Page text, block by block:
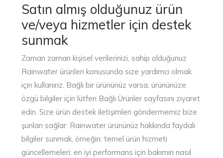
Satın almış olduğunuz ürün
ve/veya hizmetler için destek
sunmak
Zaman zaman kişisel verilerinizi, sahip olduğunuz
Rainwater ürünleri konusunda size yardımcı olmak
için kullanırız. Bağlı bir ürününüz varsa, ürününüze
özgü bilgiler için lütfen Bağlı Ürünler sayfasını ziyaret
edin. Size ürün destek iletişimleri göndermemiz bize
şunları sağlar: Rainwater ürününüz hakkında faydalı
bilgiler sunmak, örneğin: temel ürün hizmeti
güncellemeleri; en iyi performans için bakımın nasıl